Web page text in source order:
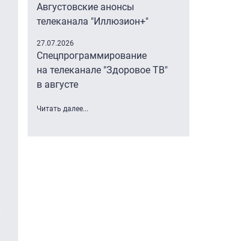
Августовские анонсы
телеканала "Иллюзион+"
27.07.2026
Спецпрограммирование
на телеканале "Здоровое ТВ"
в августе
Читать далее...